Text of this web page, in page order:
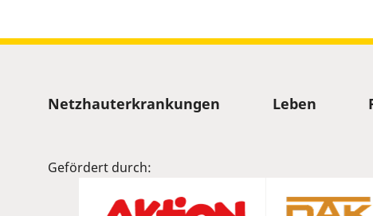
Sitemap
Netzhauterkrankungen Leben
Gefördert durch: